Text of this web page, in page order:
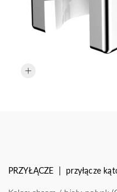
PRZYŁĄCZE | przyłącze